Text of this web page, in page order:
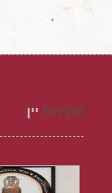
התחלה
10
11
סקירות יין